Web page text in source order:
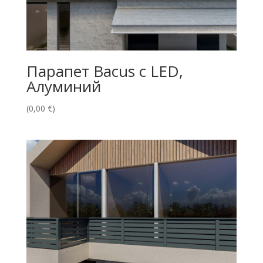
Парапет Bacus с LED,
Алуминий
(0,00 €)